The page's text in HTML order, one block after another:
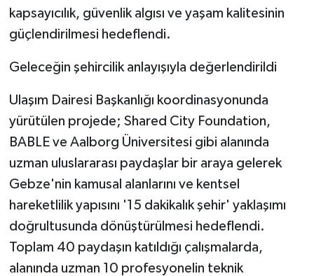
kapsayıcılık, güvenlik algısı ve yaşam kalitesinin
güçlendirilmesi hedeflendi.
Geleceğin şehircilik anlayışıyla değerlendirildi
Ulaşım Dairesi Başkanlığı koordinasyonunda
yürütülen projede; Shared City Foundation,
BABLE ve Aalborg Üniversitesi gibi alanında
uzman uluslararası paydaşlar bir araya gelerek
Gebze'nin kamusal alanlarını ve kentsel
hareketlilik yapısını '15 dakikalık şehir' yaklaşımı
doğrultusunda dönüştürülmesi hedeflendi.
Toplam 40 paydaşın katıldığı çalışmalarda,
alanında uzman 10 profesyonelin teknik